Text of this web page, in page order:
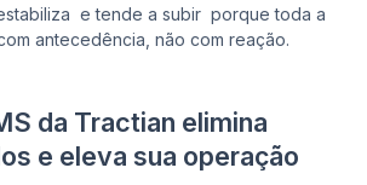
e tende a subir porque toda a
antecedência, não com reação.
da Tractian elimina
e eleva sua operação